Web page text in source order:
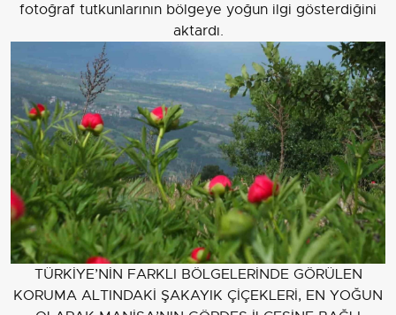
fotoğraf tutkunlarının bölgeye yoğun ilgi gösterdiğini
aktardı.
TÜRKİYE’NİN FARKLI BÖLGELERİNDE GÖRÜLEN
KORUMA ALTINDAKİ ŞAKAYIK ÇİÇEKLERİ, EN YOĞUN